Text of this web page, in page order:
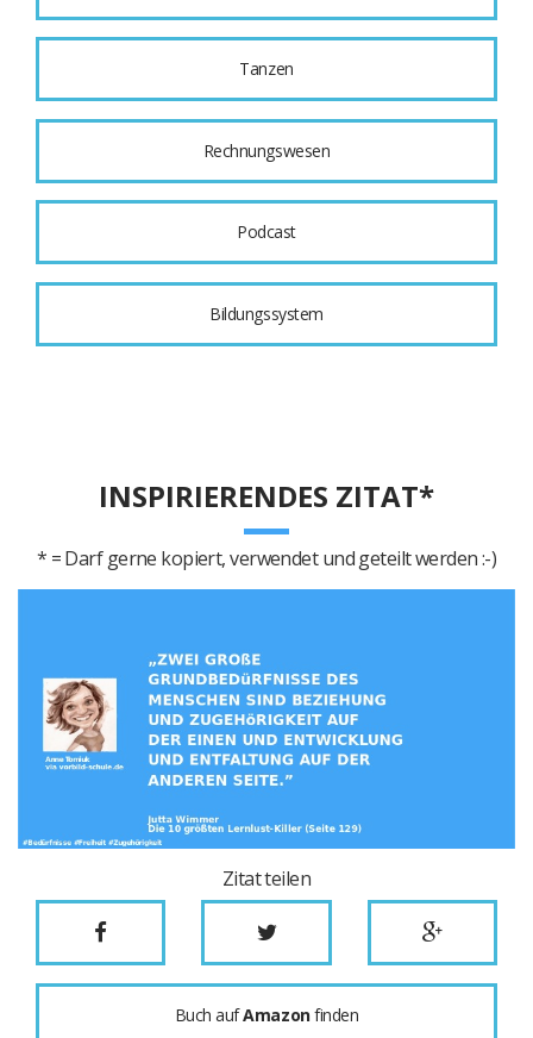
Tanzen
Rechnungswesen
Podcast
Bildungssystem
INSPIRIERENDES ZITAT*
* = Darf gerne kopiert, verwendet und geteilt werden :-)
Zitat teilen
Buch aufAmazonfinden